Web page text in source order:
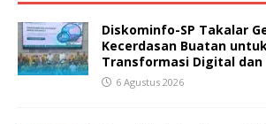
Diskominfo-SP Takalar
Kecerdasan Buatan
Transformasi Digital dan
6 Agustus 2026